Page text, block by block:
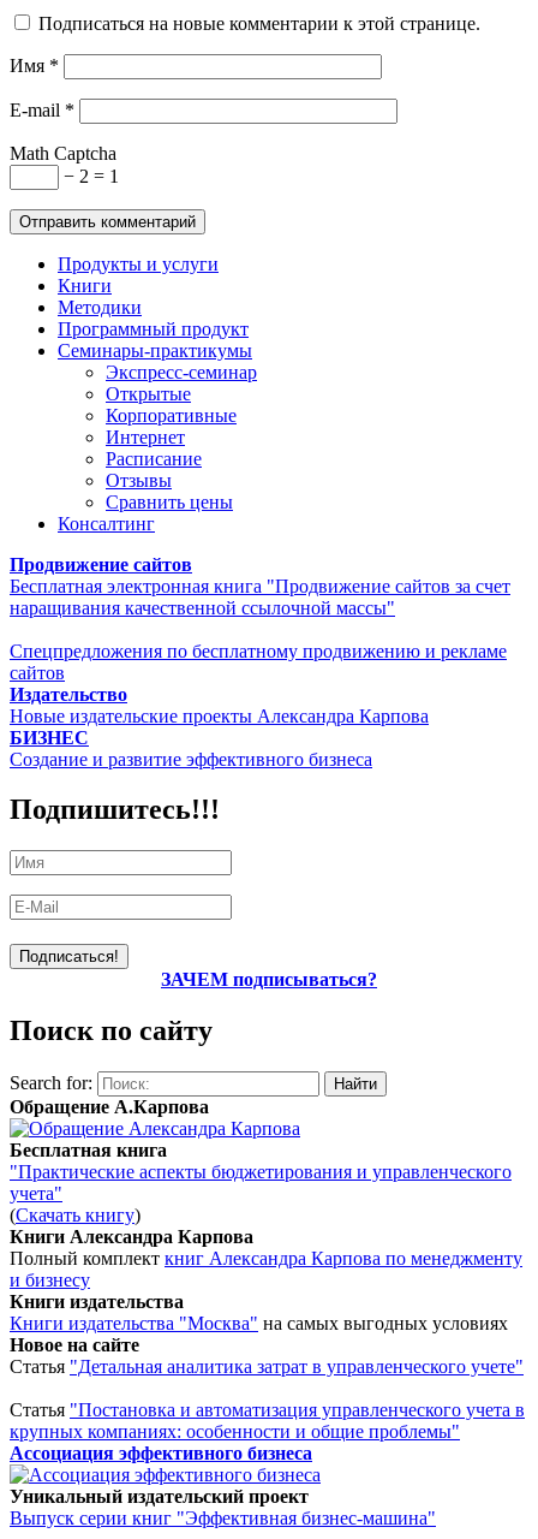
Подписаться на новые комментарии к этой странице.
Имя *
E-mail *
Math Captcha
− 2 = 1
Продукты и услуги
Книги
Методики
Программный продукт
Семинары-практикумы
Экспресс-семинар
Открытые
Корпоративные
Интернет
Расписание
Отзывы
Сравнить цены
Консалтинг
Продвижение сайтов
Бесплатная электронная книга "Продвижение сайтов за счет
наращивания качественной ссылочной массы"
Спецпредложения по бесплатному продвижению и рекламе
сайтов
Издательство
Новые издательские проекты Александра Карпова
БИЗНЕС
Создание и развитие эффективного бизнеса
Подпишитесь!!!
ЗАЧЕМ подписываться?
Поиск по сайту
Search for:
Обращение А.Карпова
Бесплатная книга
"Практические аспекты бюджетирования и управленческого
учета"
(Скачать книгу)
Книги Александра Карпова
Полный комплект книг Александра Карпова по менеджменту
и бизнесу
Книги издательства
Книги издательства "Москва" на самых выгодных условиях
Новое на сайте
Статья "Детальная аналитика затрат в управленческого учете"
Статья "Постановка и автоматизация управленческого учета в
крупных компаниях: особенности и общие проблемы"
Ассоциация эффективного бизнеса
Уникальный издательский проект
Выпуск серии книг "Эффективная бизнес-машина"